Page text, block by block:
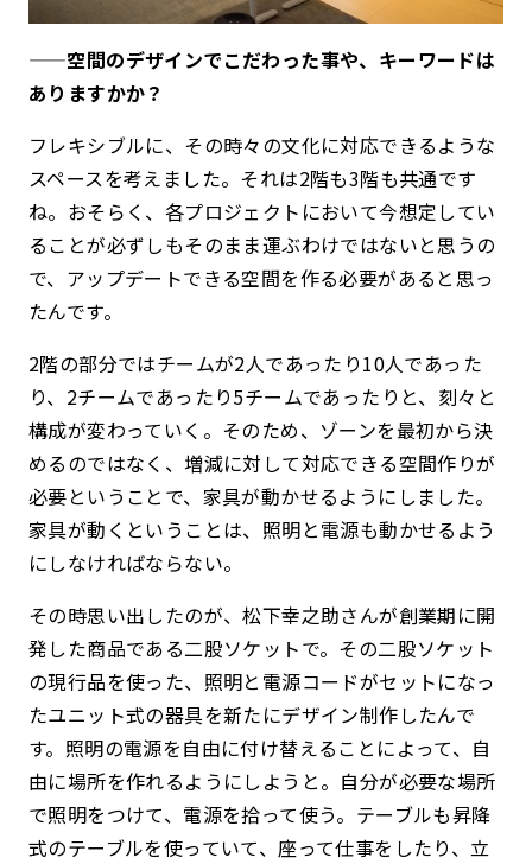
——空間のデザインでこだわった事や、キーワードは
ありますかか？
フレキシブルに、その時々の文化に対応できるような
スペースを考えました。それは2階も3階も共通です
ね。おそらく、各プロジェクトにおいて今想定してい
ることが必ずしもそのまま運ぶわけではないと思うの
で、アップデートできる空間を作る必要があると思っ
たんです。
2階の部分ではチームが2人であったり10人であった
り、2チームであったり5チームであったりと、刻々と
構成が変わっていく。そのため、ゾーンを最初から決
めるのではなく、増減に対して対応できる空間作りが
必要ということで、家具が動かせるようにしました。
家具が動くということは、照明と電源も動かせるよう
にしなければならない。
その時思い出したのが、松下幸之助さんが創業期に開
発した商品である二股ソケットで。その二股ソケット
の現行品を使った、照明と電源コードがセットになっ
たユニット式の器具を新たにデザイン制作したんで
す。照明の電源を自由に付け替えることによって、自
由に場所を作れるようにしようと。自分が必要な場所
で照明をつけて、電源を拾って使う。テーブルも昇降
式のテーブルを使っていて、座って仕事をしたり、立